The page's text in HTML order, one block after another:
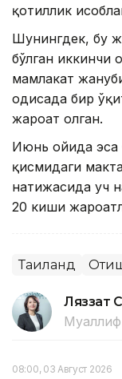
қотиллик
Шунингдек, бу
бўлган иккинчи
мамлакат
ҳодисада бир
жароҳат олган.
Июнь ойида эса
қисмидаги
натижасида уч
20 киши
Таиланд
Ляззат
Муаллиф
08:00, 03 Август 2026